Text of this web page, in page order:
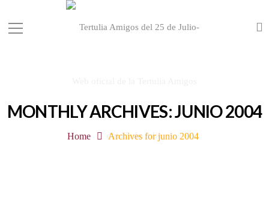
MONTHLY ARCHIVES: JUNIO 2004
Home Archives for junio 2004